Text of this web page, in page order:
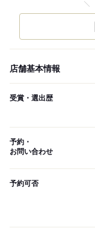
店舗基本情報
受賞・選出歴
予約・
お問い合わせ
予約可否